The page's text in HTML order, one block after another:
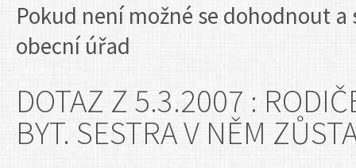
Pokud není možné se dohodnout
obecní úřad
DOTAZ Z 5.3.2007 :
BYT. SESTRA V NĚM